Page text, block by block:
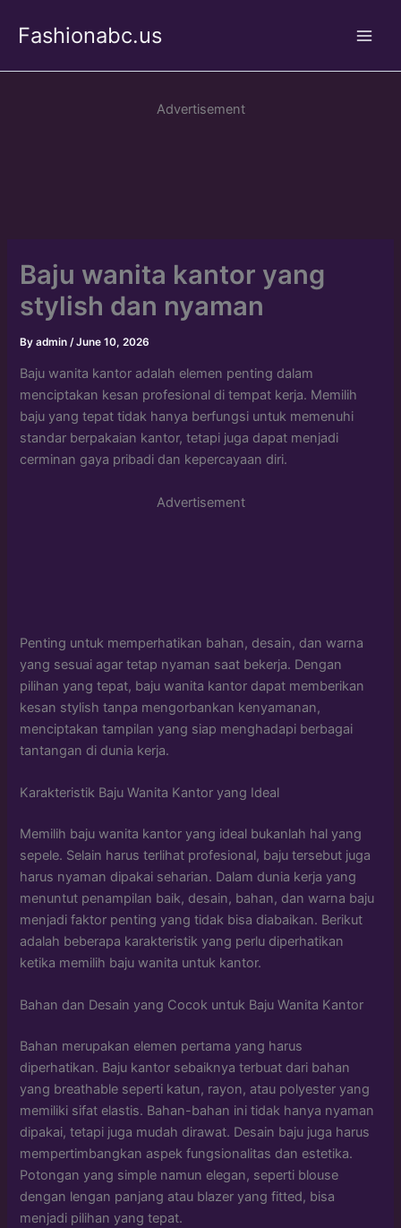
Fashionabc.us
Advertisement
Baju wanita kantor yang
stylish dan nyaman
Byadmin /June 10, 2026
Baju wanita kantor adalah elemen penting dalam
menciptakan kesan profesional di tempat kerja. Memilih
baju yang tepat tidak hanya berfungsi untuk memenuhi
standar berpakaian kantor, tetapi juga dapat menjadi
cerminan gaya pribadi dan kepercayaan diri.
Advertisement
Penting untuk memperhatikan bahan, desain, dan warna
yang sesuai agar tetap nyaman saat bekerja. Dengan
pilihan yang tepat, baju wanita kantor dapat memberikan
kesan stylish tanpa mengorbankan kenyamanan,
menciptakan tampilan yang siap menghadapi berbagai
tantangan di dunia kerja.
Karakteristik Baju Wanita Kantor yang Ideal
Memilih baju wanita kantor yang ideal bukanlah hal yang
sepele. Selain harus terlihat profesional, baju tersebut juga
harus nyaman dipakai seharian. Dalam dunia kerja yang
menuntut penampilan baik, desain, bahan, dan warna baju
menjadi faktor penting yang tidak bisa diabaikan. Berikut
adalah beberapa karakteristik yang perlu diperhatikan
ketika memilih baju wanita untuk kantor.
Bahan dan Desain yang Cocok untuk Baju Wanita Kantor
Bahan merupakan elemen pertama yang harus
diperhatikan. Baju kantor sebaiknya terbuat dari bahan
yang breathable seperti katun, rayon, atau polyester yang
memiliki sifat elastis. Bahan-bahan ini tidak hanya nyaman
dipakai, tetapi juga mudah dirawat. Desain baju juga harus
mempertimbangkan aspek fungsionalitas dan estetika.
Potongan yang simple namun elegan, seperti blouse
dengan lengan panjang atau blazer yang fitted, bisa
menjadi pilihan yang tepat.